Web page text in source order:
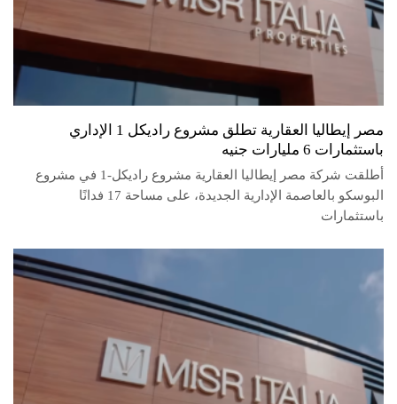
مصر إيطاليا العقارية تطلق مشروع راديكل 1 الإداري
باستثمارات 6 مليارات جنيه
أطلقت شركة مصر إيطاليا العقارية مشروع راديكل-1 في مشروع
البوسكو بالعاصمة الإدارية الجديدة، على مساحة 17 فدانًا
باستثمارات